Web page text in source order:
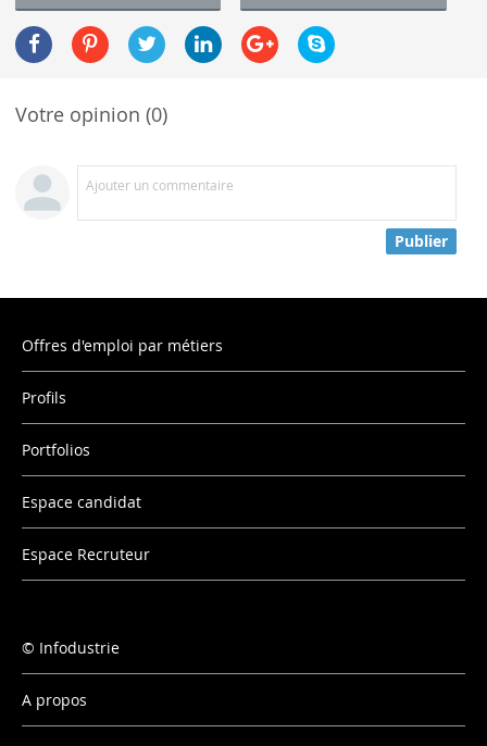
Votre opinion (0)
Ajouter un commentaire
Publier
Offres d'emploi par métiers
Profils
Portfolios
Espace candidat
Espace Recruteur
Infodustrie
A propos